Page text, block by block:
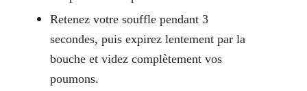
Retenez votre souffle pendant 3
secondes, puis expirez lentement par la
bouche et videz complètement vos
poumons.